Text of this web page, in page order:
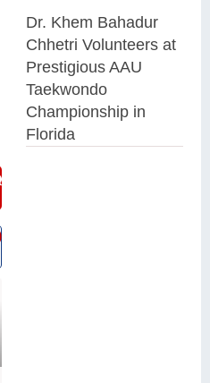
Dr. Khem Bahadur
Chhetri Volunteers at
Prestigious AAU
Taekwondo
Championship in
Florida